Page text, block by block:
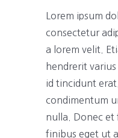
Lorem ipsum
consectetur
a lorem velit.
hendrerit
id tincidunt
condimentum
nulla. Donec et
finibus eget ut